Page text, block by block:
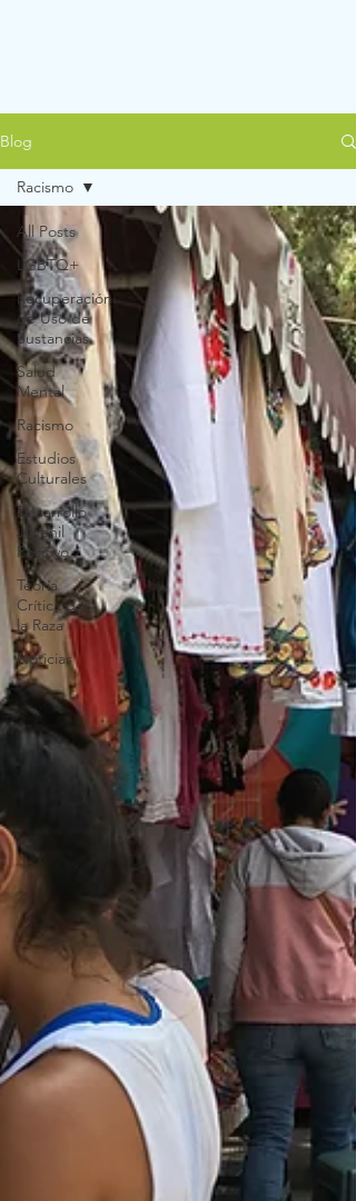
Blog
All Posts
LGBTQ+
Recuperación
de Uso de
Sustancias
Salud
Mental
Racismo
Estudios
Culturales
Desarrollo
Juvenil
Positivo
Teoría
Crítica de
la Raza
Noticias
Racismo